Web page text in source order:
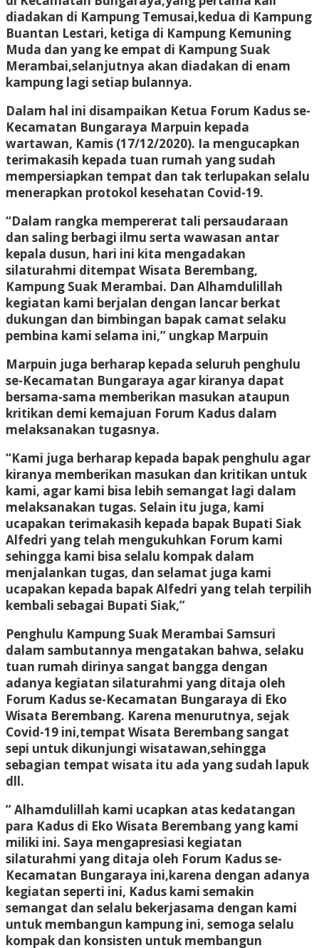
diadakan di Kampung Temusai,kedua di Kampung
Buantan Lestari, ketiga di Kampung Kemuning
Muda dan yang ke empat di Kampung Suak
Merambai,selanjutnya akan diadakan di enam
kampung lagi setiap bulannya.
Dalam hal ini disampaikan Ketua Forum Kadus se-
Kecamatan Bungaraya Marpuin kepada
wartawan, Kamis (17/12/2020). Ia mengucapkan
terimakasih kepada tuan rumah yang sudah
mempersiapkan tempat dan tak terlupakan selalu
menerapkan protokol kesehatan Covid-19.
“Dalam rangka mempererat tali persaudaraan
dan saling berbagi ilmu serta wawasan antar
kepala dusun, hari ini kita mengadakan
silaturahmi ditempat Wisata Berembang,
Kampung Suak Merambai. Dan Alhamdulillah
kegiatan kami berjalan dengan lancar berkat
dukungan dan bimbingan bapak camat selaku
pembina kami selama ini,” ungkap Marpuin
Marpuin juga berharap kepada seluruh penghulu
se-Kecamatan Bungaraya agar kiranya dapat
bersama-sama memberikan masukan ataupun
kritikan demi kemajuan Forum Kadus dalam
melaksanakan tugasnya.
“Kami juga berharap kepada bapak penghulu agar
kiranya memberikan masukan dan kritikan untuk
kami, agar kami bisa lebih semangat lagi dalam
melaksanakan tugas. Selain itu juga, kami
ucapakan terimakasih kepada bapak Bupati Siak
Alfedri yang telah mengukuhkan Forum kami
sehingga kami bisa selalu kompak dalam
menjalankan tugas, dan selamat juga kami
ucapakan kepada bapak Alfedri yang telah terpilih
kembali sebagai Bupati Siak,”
Penghulu Kampung Suak Merambai Samsuri
dalam sambutannya mengatakan bahwa, selaku
tuan rumah dirinya sangat bangga dengan
adanya kegiatan silaturahmi yang ditaja oleh
Forum Kadus se-Kecamatan Bungaraya di Eko
Wisata Berembang. Karena menurutnya, sejak
Covid-19 ini,tempat Wisata Berembang sangat
sepi untuk dikunjungi wisatawan,sehingga
sebagian tempat wisata itu ada yang sudah lapuk
dll.
” Alhamdulillah kami ucapkan atas kedatangan
para Kadus di Eko Wisata Berembang yang kami
miliki ini. Saya mengapresiasi kegiatan
silaturahmi yang ditaja oleh Forum Kadus se-
Kecamatan Bungaraya ini,karena dengan adanya
kegiatan seperti ini, Kadus kami semakin
semangat dan selalu bekerjasama dengan kami
untuk membangun kampung ini, semoga selalu
kompak dan konsisten untuk membangun